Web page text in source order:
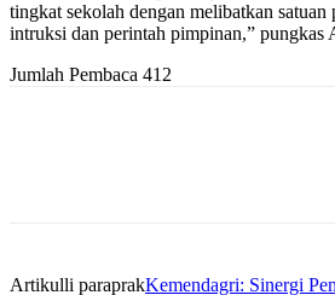
tingkat sekolah dengan melibatkan satuan
intruksi dan perintah pimpinan,” pungkas
Jumlah Pembaca 412
Artikulli paraprakKemendagri: Sinergi